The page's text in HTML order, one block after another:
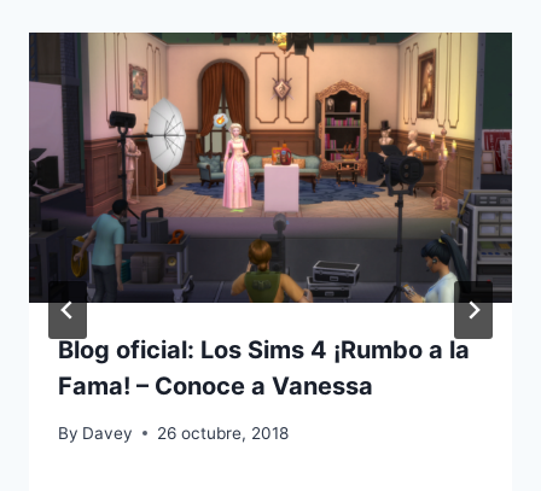
Blog oficial: Los Sims 4 ¡Rumbo a la
Fama! – Conoce a Vanessa
By Davey 26 octubre, 2018